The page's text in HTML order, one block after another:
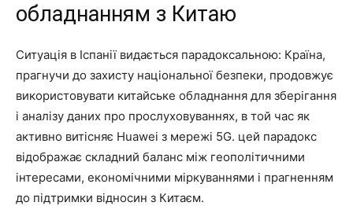
обладнанням з Китаю
Ситуація в Іспанії видається парадоксальною: Країна,
прагнучи до захисту національної безпеки, продовжує
використовувати китайське обладнання для зберігання
і аналізу даних про прослуховуваннях, в той час як
активно витісняє Huawei з мережі 5G. цей парадокс
відображає складний баланс між геополітичними
інтересами, економічними міркуваннями і прагненням
до підтримки відносин з Китаєм.